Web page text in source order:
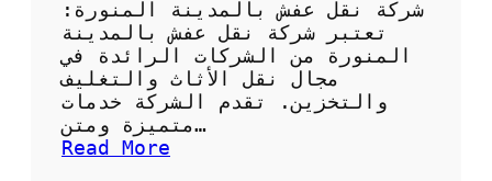
ل
أ
م
ث
ل
شركة نقل عفش بالمدينة المنورة:
تعتبر شركة نقل عفش بالمدينة
المنورة من الشركات الرائدة في
مجال نقل الأثاث والتغليف
والتخزين. تقدم الشركة خدمات
متميزة ومتن…
Read More